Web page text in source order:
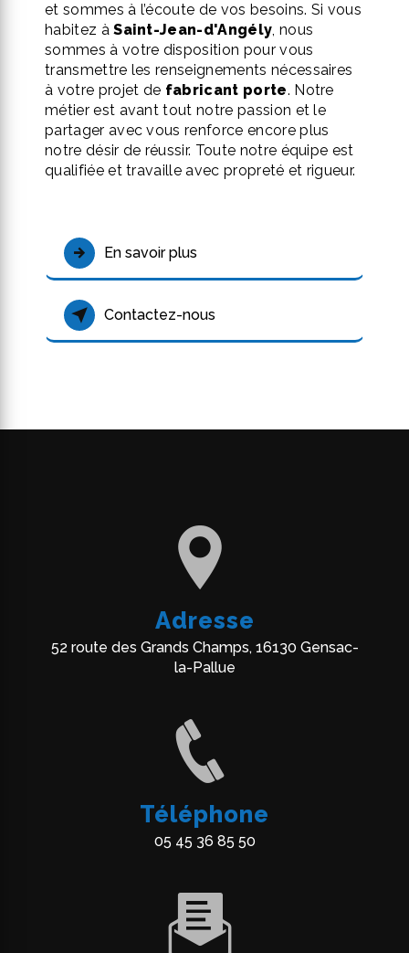
et sommes à l’écoute de vos besoins. Si vous
habitez àSaint-Jean-d'Angély, nous
sommes à votre disposition pour vous
transmettre les renseignements nécessaires
à votre projet de fabricant porte. Notre
métier est avant tout notre passion et le
partager avec vous renforce encore plus
notre désir de réussir. Toute notre équipe est
qualifiée et travaille avec propreté et rigueur.
En savoir plus
Contactez-nous
Adresse
52 route des Grands Champs, 16130 Gensac-
la-Pallue
Téléphone
05 45 36 85 50